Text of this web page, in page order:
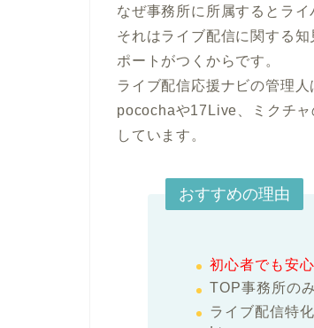
なぜ事務所に所属するとラ
それはライブ配信に関する
ポートがつくからです。
ライブ配信応援ナビの管理
pocochaや17Live、ミクチ
しています。
おすすめの理由
初心者でも安
TOP事務所の
ライブ配信特